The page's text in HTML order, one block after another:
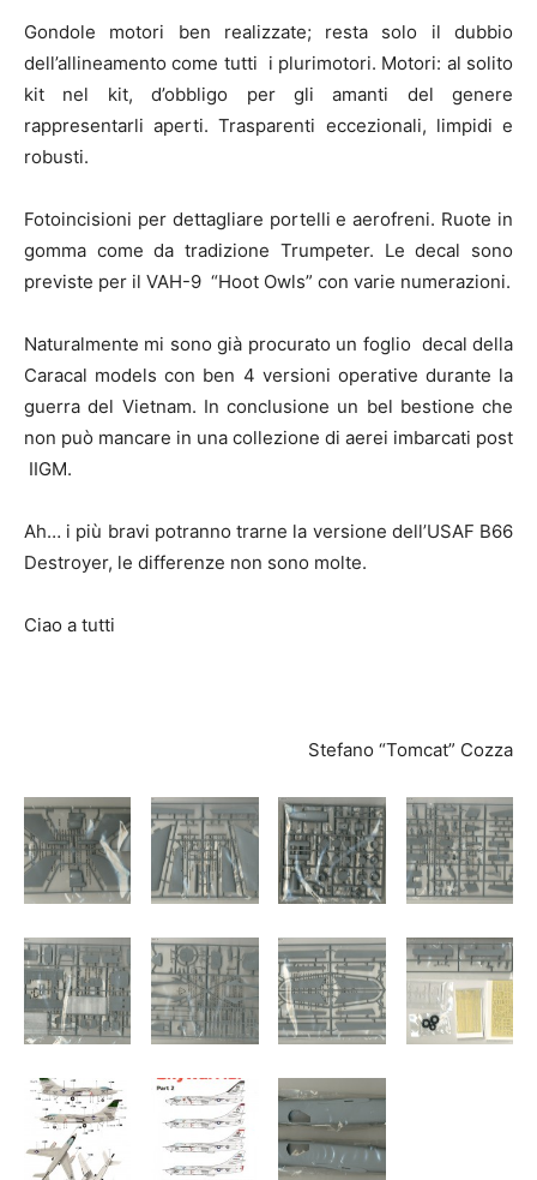
Gondole motori ben realizzate; resta solo il dubbio
dell’allineamento come tutti i plurimotori. Motori: al solito
kit nel kit, d’obbligo per gli amanti del genere
rappresentarli aperti. Trasparenti eccezionali, limpidi e
robusti.
Fotoincisioni per dettagliare portelli e aerofreni. Ruote in
gomma come da tradizione Trumpeter. Le decal sono
previste per il VAH-9 “Hoot Owls” con varie numerazioni.
Naturalmente mi sono già procurato un foglio decal della
Caracal models con ben 4 versioni operative durante la
guerra del Vietnam. In conclusione un bel bestione che
non può mancare in una collezione di aerei imbarcati post
IIGM.
Ah… i più bravi potranno trarne la versione dell’USAF B66
Destroyer, le differenze non sono molte.
Ciao a tutti
Stefano “Tomcat” Cozza